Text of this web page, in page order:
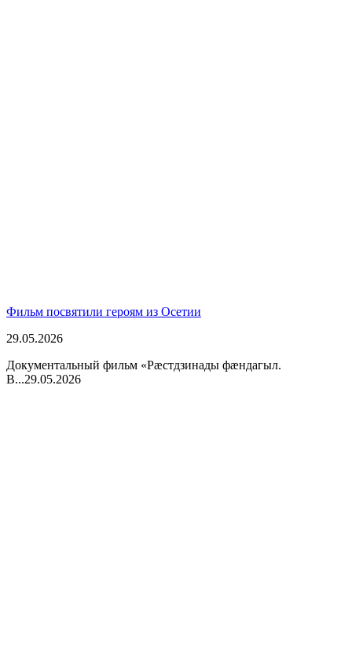
Фильм посвятили героям из Осетии
29.05.2026
Документальный фильм «Рӕстдзинады фӕндагыл.
В...29.05.2026